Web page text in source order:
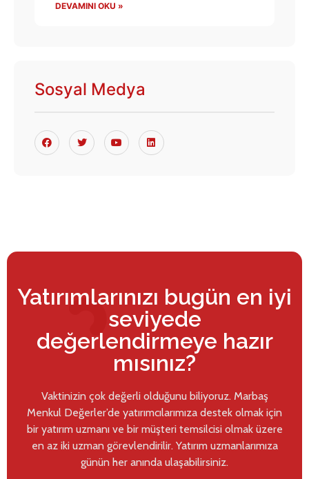
DEVAMINI OKU »
Sosyal Medya
Yatırımlarınızı bugün en iyi
seviyede
değerlendirmeye hazır
mısınız?
Vaktinizin çok değerli olduğunu biliyoruz. Marbaş
Menkul Değerler’de yatırımcılarımıza destek olmak için
bir yatırım uzmanı ve bir müşteri temsilcisi olmak üzere
en az iki uzman görevlendirilir. Yatırım uzmanlarımıza
günün her anında ulaşabilirsiniz.